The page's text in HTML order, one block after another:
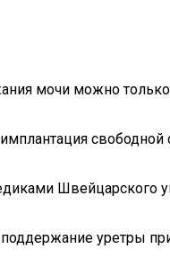
мочи можно
свободной
Швейцарского
уретры